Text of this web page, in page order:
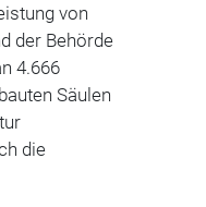
von
der Behörde
4.666
Säulen
die